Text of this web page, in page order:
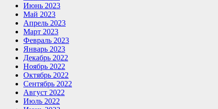
Июнь 2023
Май 2023
Апрель 2023
Март 2023
Февраль 2023
Январь 2023
Декабрь 2022
Ноябрь 2022
Октябрь 2022
Сентябрь 2022
Август 2022
Июль 2022